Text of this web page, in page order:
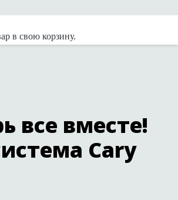
в свою корзину.
Cary AiOS
все вместе!
Cary